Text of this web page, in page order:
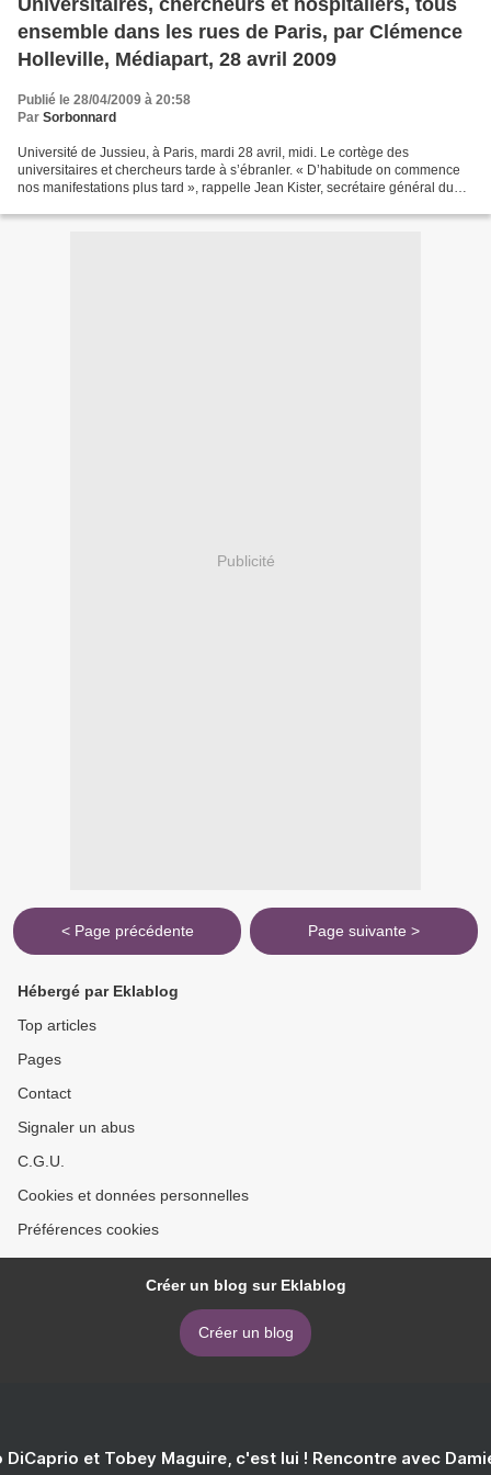
Universitaires, chercheurs et hospitaliers, tous
ensemble dans les rues de Paris, par Clémence
Holleville, Médiapart, 28 avril 2009
Publié le 28/04/2009 à 20:58
Par Sorbonnard
Université de Jussieu, à Paris, mardi 28 avril, midi. Le cortège des
universitaires et chercheurs tarde à s’ébranler. « D’habitude on commence
nos manifestations plus tard », rappelle Jean Kister, secrétaire général du
Publicité
< Page précédente Page suivante >
Hébergé par Eklablog
Top articles
Pages
Contact
Signaler un abus
C.G.U.
Cookies et données personnelles
Préférences cookies
Créer un blog sur Eklablog
Créer un blog
DiCaprio et Tobey Maguire, c'est lui ! Rencontre avec